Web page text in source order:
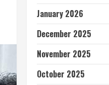
January 2026
December 2025
November 2025
October 2025